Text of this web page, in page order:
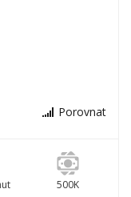
Porovnat
500K